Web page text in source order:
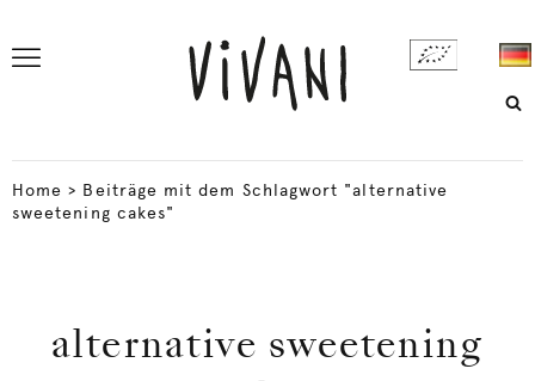
Home > Beiträge mit dem Schlagwort "alternative
sweetening cakes"
alternative sweetening